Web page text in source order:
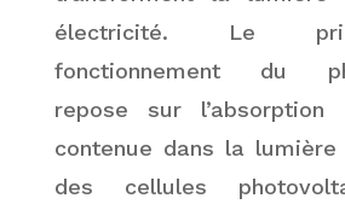
électricité. Le
fonctionnement du
repose sur l’absorption
contenue dans la
des cellules